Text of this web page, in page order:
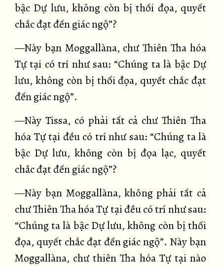
bậc Dự lưu, không còn bị thối đọa, quyết
chắc đạt đến giác ngộ”?
—Này bạn Moggallàna, chư Thiên Tha hóa
Tự tại có trí như sau: “Chúng ta là bậc Dự
lưu, không còn bị thối đọa, quyết chắc đạt
đến giác ngộ”.
—Này Tissa, có phải tất cả chư Thiên Tha
hóa Tự tại đều có trí như sau: “Chúng ta là
bậc Dự lưu, không còn bị đọa lạc, quyết
chắc đạt đến giác ngộ”?
—Này bạn Moggallàna, không phải tất cả
chư Thiên Tha hóa Tự tại đều có trí như sau:
“Chúng ta là bậc Dự lưu, không còn bị thối
đọa, quyết chắc đạt đến giác ngộ”. Này bạn
Moggallàna, chư thiên Tha hóa Tự tại nào